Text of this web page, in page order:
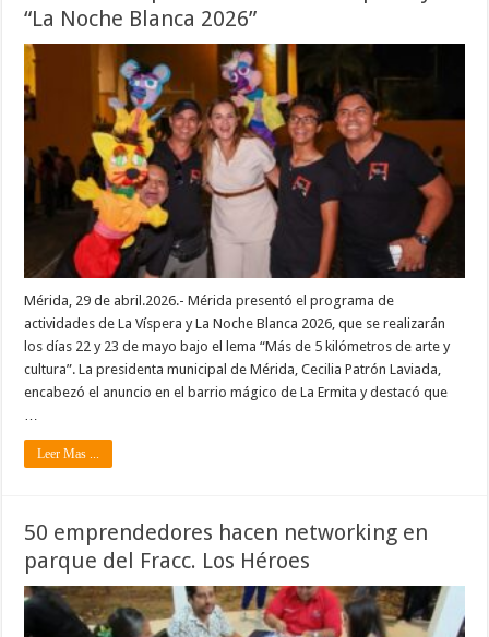
“La Noche Blanca 2026”
Mérida, 29 de abril.2026.- Mérida presentó el programa de
actividades de La Víspera y La Noche Blanca 2026, que se realizarán
los días 22 y 23 de mayo bajo el lema “Más de 5 kilómetros de arte y
cultura”. La presidenta municipal de Mérida, Cecilia Patrón Laviada,
encabezó el anuncio en el barrio mágico de La Ermita y destacó que
Leer Mas ...
50 emprendedores hacen networking en
parque del Fracc. Los Héroes